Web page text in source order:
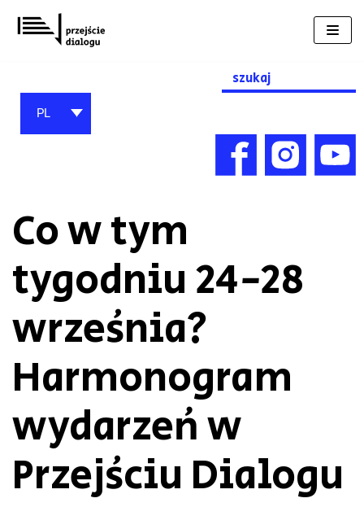
Przejdź
do
Search
for:
PL
Co w tym
tygodniu 24-28
września?
Harmonogram
wydarzeń w
Przejściu Dialogu